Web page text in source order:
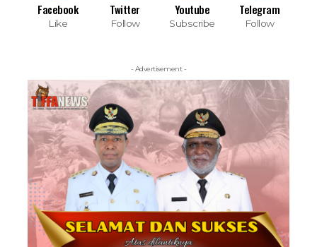
Facebook
Like
Twitter
Follow
Youtube
Subscribe
Telegram
Follow
- Advertisement -